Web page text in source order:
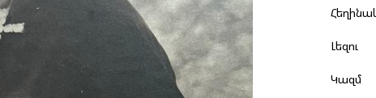
Լեզու
Կազմ